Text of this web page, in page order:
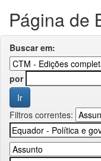
Página de
Buscar em:
por
Filtros correntes: